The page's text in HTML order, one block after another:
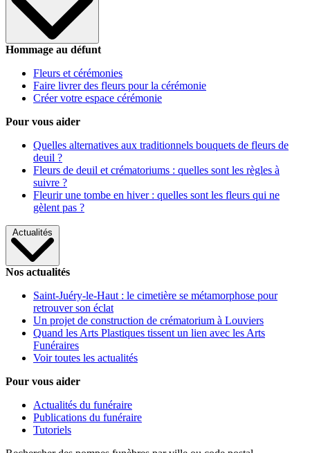
Hommage au défunt
Fleurs et cérémonies
Faire livrer des fleurs pour la cérémonie
Créer votre espace cérémonie
Pour vous aider
Quelles alternatives aux traditionnels bouquets de fleurs de
deuil ?
Fleurs de deuil et crématoriums : quelles sont les règles à
suivre ?
Fleurir une tombe en hiver : quelles sont les fleurs qui ne
gèlent pas ?
Actualités
Nos actualités
Saint-Juéry-le-Haut : le cimetière se métamorphose pour
retrouver son éclat
Un projet de construction de crématorium à Louviers
Quand les Arts Plastiques tissent un lien avec les Arts
Funéraires
Voir toutes les actualités
Pour vous aider
Actualités du funéraire
Publications du funéraire
Tutoriels